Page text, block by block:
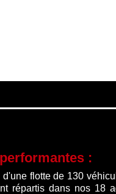
:
d'une flotte de 130
répartis dans nos 18